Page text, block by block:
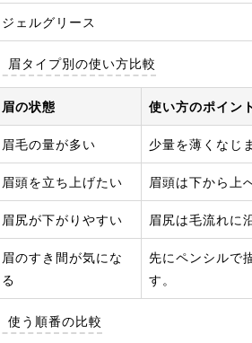
ジェルグリース
眉タイプ別の使い方比較
眉の状態 使い方のポイン
眉毛の量が多い 少量を薄くなじ
眉頭を立ち上げたい 眉頭は下から上
眉尻が下がりやすい 眉尻は毛流れに
眉のすき間が気にな
る
先にペンシルで
す。
使う順番の比較